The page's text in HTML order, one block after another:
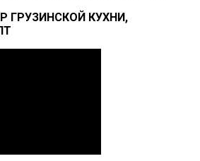
ГРУЗИНСКОЙ КУХНИ,